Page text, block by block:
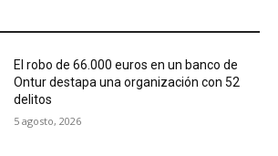
El robo de 66.000 euros en un banco de
Ontur destapa una organización con 52
delitos
5 agosto, 2026